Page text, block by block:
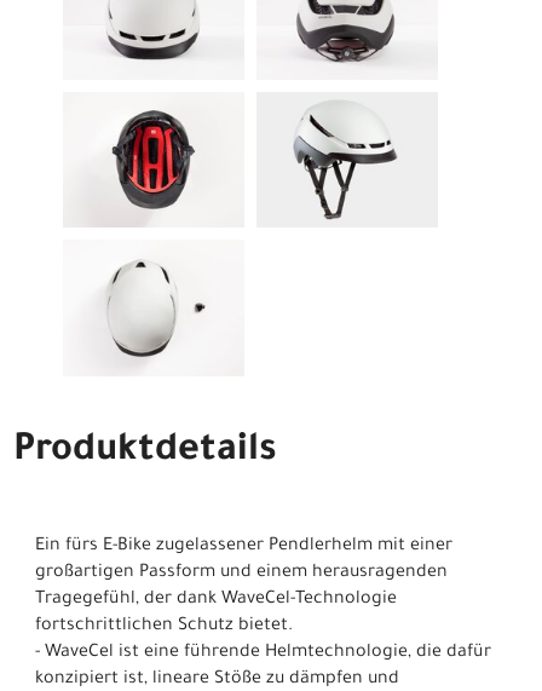
Produktdetails
Ein fürs E-Bike zugelassener Pendlerhelm mit einer
großartigen Passform und einem herausragenden
Tragegefühl, der dank WaveCel-Technologie
fortschrittlichen Schutz bietet.
- WaveCel ist eine führende Helmtechnologie, die dafür
konzipiert ist, lineare Stöße zu dämpfen und